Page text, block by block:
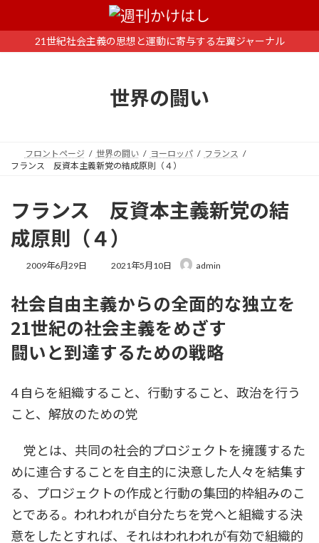
ン
ー
21世紀社会主義の思想と運動に寄与する左翼ジャーナル
世界の闘い
フロントページ 世界の闘い ヨーロッパ
フランス
フランス 反資本主義新党の結成原則（４）
フランス 反資本主義新党の結
成原則（４）
2009年6月29日
最
新
日
時
:
2021年5月10日 admin
社会自由主義からの全面的な独立を
21世紀の社会主義をめざす
闘いと到達するための戦略
4 自らを組織すること、行動すること、政治を行う
こと、解放のための党
党とは、共同の社会的プロジェクトを擁護するた
めに連合することを自主的に決意した人々を結集す
る、プロジェクトの作成と行動の集団的枠組みのこ
とである。われわれが自分たちを党へと組織する決
意をしたとすれば、それはわれわれが有効で組織的